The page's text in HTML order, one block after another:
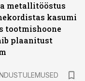
metallitööstus
kasumi
tootmishoone
plaanitust